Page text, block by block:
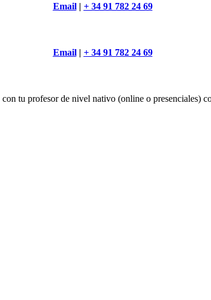
Email| + 34 91 782 24 69
Email| + 34 91 782 24 69
con tu profesor de nivel nativo (online o presenciales)